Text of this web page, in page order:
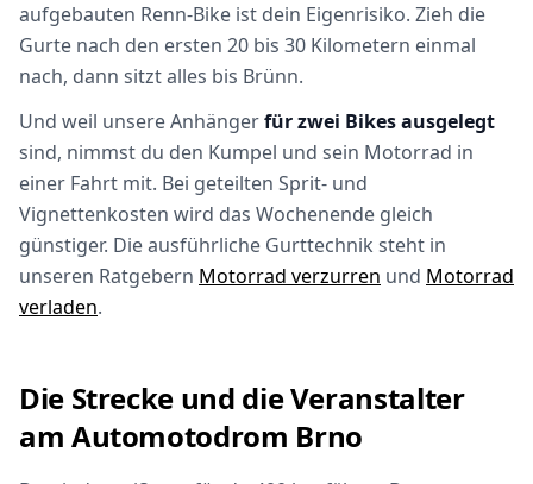
aufgebauten Renn-Bike ist dein Eigenrisiko. Zieh die
Gurte nach den ersten 20 bis 30 Kilometern einmal
nach, dann sitzt alles bis Brünn.
Und weil unsere Anhängerfür zwei Bikes ausgelegt
sind, nimmst du den Kumpel und sein Motorrad in
einer Fahrt mit. Bei geteilten Sprit- und
Vignettenkosten wird das Wochenende gleich
günstiger. Die ausführliche Gurttechnik steht in
unseren Ratgebern Motorrad verzurren und Motorrad
verladen.
Die Strecke und die Veranstalter
am Automotodrom Brno